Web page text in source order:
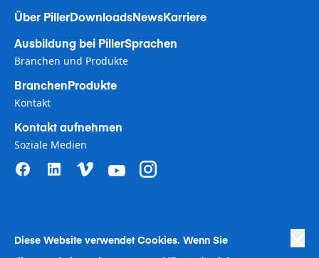
Diese Website verwendet Cookies. Wenn Sie
Über PillerDownloadsNewsKarriere
Ausbildung bei PillerSprachen
Branchen und Produkte
BranchenProdukte
Kontakt
Kontakt aufnehmen
Soziale Medien